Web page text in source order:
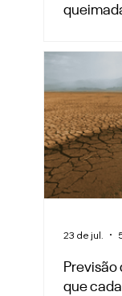
Previsão
que
23 de jul.